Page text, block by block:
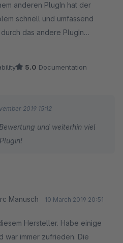
anderen PlugIn hat der
schnell und umfassend
das andere PlugIn
mehr als man erwarten kann.
5.0 Documentation
2019 15:12
und weiterhin viel
Manusch 10 March 2019 20:51
Hersteller. Habe einige
war immer zufrieden. Die